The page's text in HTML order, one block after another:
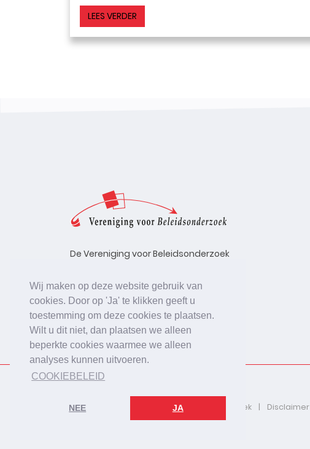
Wij maken op deze website gebruik van
cookies. Door op 'Ja' te klikken geeft u
toestemming om deze cookies te plaatsen.
Wilt u dit niet, dan plaatsen we alleen
beperkte cookies waarmee we alleen
analyses kunnen uitvoeren.
COOKIEBELEID
NEE JA
LEES VERDER
De Vereniging voor Beleidsonderzoek
bevorderen van beleidsonderzoek,
uitgevoerd in opdracht van
beleidsinstanties, uitvoerende
organisaties en bedrijfsleven.
2026 © De Vereniging voor Beleidsonderzoek Disclaimer